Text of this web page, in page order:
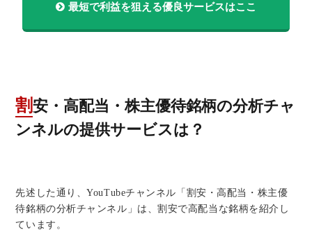
最短で利益を狙える優良サービスはここ
割安・高配当・株主優待銘柄の分析チャ
ンネルの提供サービスは？
先述した通り、YouTubeチャンネル「割安・高配当・株主優
待銘柄の分析チャンネル」は、割安で高配当な銘柄を紹介し
ています。